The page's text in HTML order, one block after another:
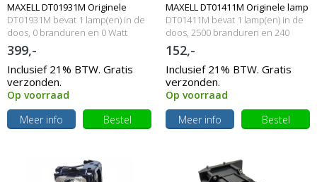
MAXELL DT01931M Originele
lampmodule
DT01931M bevat 1 lamp(en) in de
doos, 0 branduren en 0 Watt
399,-
Inclusief 21% BTW. Gratis
verzonden.
Op voorraad
Meer info
Bestel
MAXELL DT01411M Originele lamp
met behuizing
DT01411M bevat 1 lamp(en) in de
doos, 2500 branduren en 240
Watt
152,-
Inclusief 21% BTW. Gratis
verzonden.
Op voorraad
Meer info
Bestel